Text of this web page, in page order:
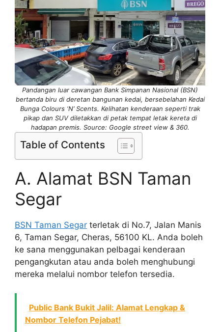
Pandangan luar cawangan Bank Simpanan Nasional (BSN)
bertanda biru di deretan bangunan kedai, bersebelahan Kedai
Bunga Colours ‘N’ Scents. Kelihatan kenderaan seperti trak
pikap dan SUV diletakkan di petak tempat letak kereta di
hadapan premis. Source: Google street view & 360.
Table of Contents
A. Alamat BSN Taman
Segar
BSN Taman Segar terletak di No.7, Jalan Manis
6, Taman Segar, Cheras, 56100 KL. Anda boleh
ke sana menggunakan pelbagai kenderaan
pengangkutan atau anda boleh menghubungi
mereka melalui nombor telefon tersedia.
Public Bank Bukit Jalil: Alamat Lengkap &
Nombor Telefon Pejabat!